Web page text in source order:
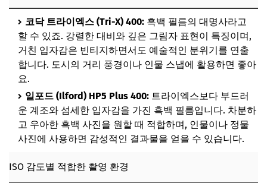
코닥 트라이엑스 (Tri-X) 400: 흑백 필름의 대명사라고
할 수 있죠. 강렬한 대비와 깊은 그림자 표현이 특징이며,
거친 입자감은 빈티지하면서도 예술적인 분위기를 연출
합니다. 도시의 거리 풍경이나 인물 스냅에 활용하면 좋아
요.
일포드 (Ilford) HP5 Plus 400: 트라이엑스보다 부드러
운 계조와 섬세한 입자감을 가진 흑백 필름입니다. 차분하
고 우아한 흑백 사진을 원할 때 적합하며, 인물이나 정물
사진에 사용하면 감성적인 결과물을 얻을 수 있습니다.
ISO 감도별 적합한 촬영 환경